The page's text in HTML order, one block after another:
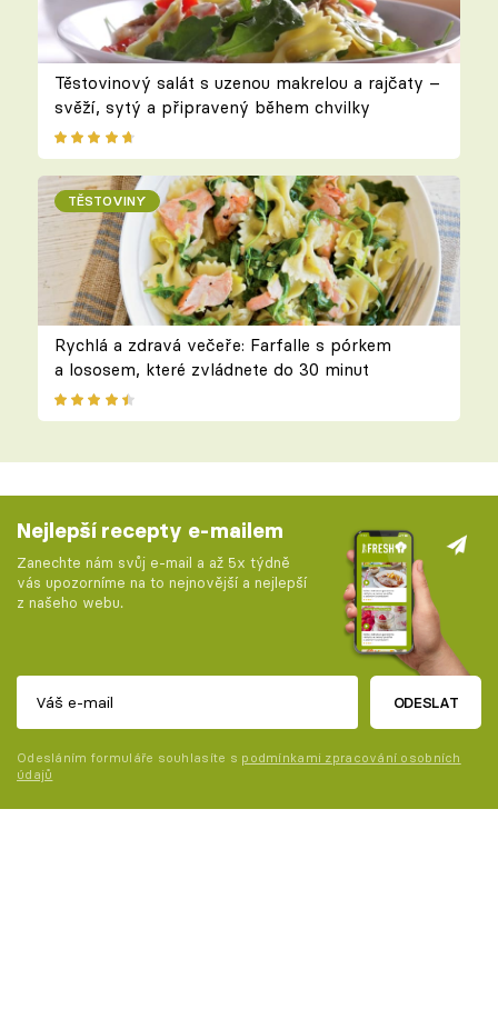
Těstovinový salát s uzenou makrelou a rajčaty –
svěží, sytý a připravený během chvilky
TĚSTOVINY
Rychlá a zdravá večeře: Farfalle s pórkem
a lososem, které zvládnete do 30 minut
Nejlepší recepty e-mailem
Zanechte nám svůj e-mail a až 5x týdně
vás upozorníme na to nejnovější a nejlepší
z našeho webu.
ODESLAT
Odesláním formuláře souhlasíte s podmínkami zpracování osobních
údajů